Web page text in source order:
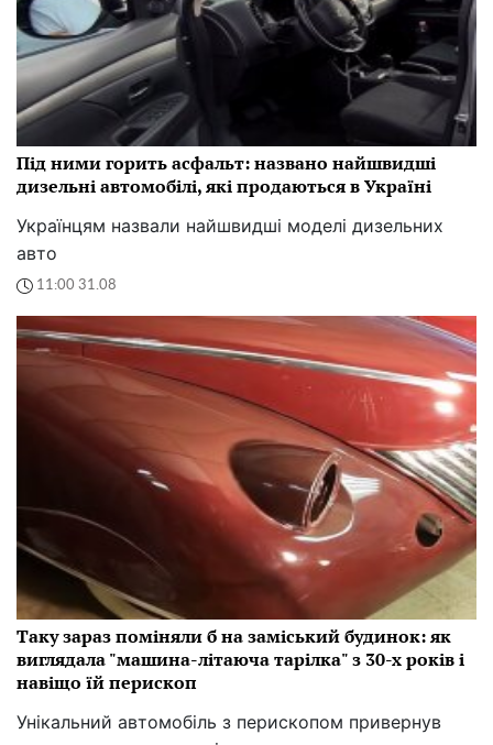
Під ними горить асфальт: названо найшвидші
дизельні автомобілі, які продаються в Україні
Українцям назвали найшвидші моделі дизельних
авто
11:00 31.08
Таку зараз поміняли б на заміський будинок: як
виглядала "машина-літаюча тарілка" з 30-х років і
навіщо їй перископ
Унікальний автомобіль з перископом привернув